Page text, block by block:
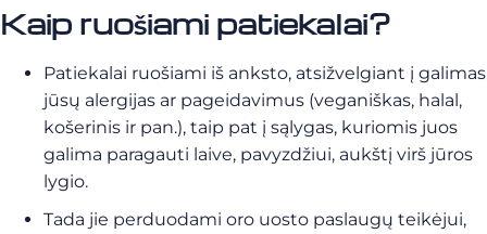
Kaip ruošiami patiekalai?
Patiekalai ruošiami iš anksto, atsižvelgiant į galimas
jūsų alergijas ar pageidavimus (veganiškas, halal,
košerinis ir pan.), taip pat į sąlygas, kuriomis juos
galima paragauti laive, pavyzdžiui, aukštį virš jūros
lygio.
Tada jie perduodami oro uosto paslaugų teikėjui,